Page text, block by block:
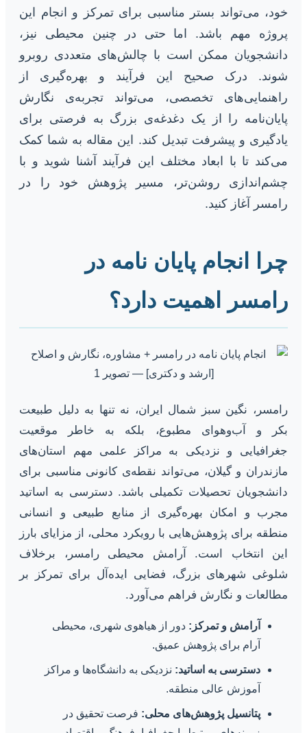
خود، می‌تواند بستر مناسبی برای تمرکز و انجام این
پروژه مهم باشد. اما حتی در چنین محیطی نیز،
دانشجویان ممکن است با چالش‌های متعددی روبرو
شوند. درک صحیح این فرآیند و بهره‌گیری از
راهنمایی‌های تخصصی، می‌تواند تجربه‌ی نگارش
پایان‌نامه را از یک دغدغه‌ی بزرگ به فرصتی برای
یادگیری و پیشرفت تبدیل کند. این مقاله به شما کمک
می‌کند تا با ابعاد مختلف این فرآیند آشنا شوید و با
چشم‌اندازی روشن‌تر، مسیر پژوهش خود را در
رامسر آغاز کنید.
چرا انجام پایان نامه در
رامسر اهمیت دارد؟
رامسر، نگین سبز شمال ایران، نه تنها به دلیل طبیعت
بکر و آب‌وهوای مطبوع، بلکه به خاطر موقعیت
جغرافیایی و نزدیکی به مراکز علمی مهم استان‌های
مازندران و گیلان، می‌تواند نقطه‌ی کانونی مناسبی برای
دانشجویان تحصیلات تکمیلی باشد. دسترسی به اساتید
مجرب و امکان بهره‌گیری از منابع طبیعی و انسانی
منطقه برای پژوهش‌هایی با رویکرد محلی، از مزایای بارز
این انتخاب است. آرامش محیطی رامسر، برخلاف
شلوغی شهرهای بزرگ، فضایی ایده‌آل برای تمرکز بر
مطالعات و نگارش فراهم می‌آورد.
آرامش و تمرکز: دور از هیاهوی شهری، محیطی
آرام برای پژوهش عمیق.
دسترسی به اساتید: نزدیکی به دانشگاه‌ها و مراکز
آموزش عالی منطقه.
پتانسیل پژوهش‌های محلی: فرصت تحقیق در